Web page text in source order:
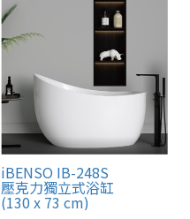
iBENSO IB-248S
壓克力獨立式浴缸
(130 x 73 cm)